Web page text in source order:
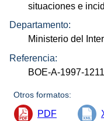
situaciones e
Departamento:
Ministerio del
Referencia:
BOE-A-1997-
Otros formatos:
PDF